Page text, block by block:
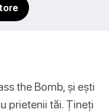
the Bomb, și ești
prietenii tăi. Țineți